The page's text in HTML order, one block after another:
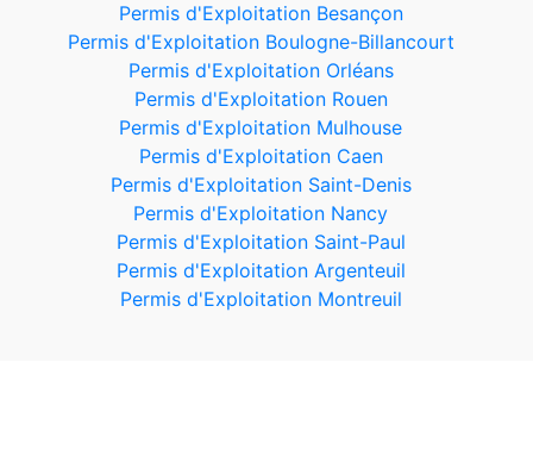
Permis d'Exploitation Besançon
Permis d'Exploitation Boulogne-Billancourt
Permis d'Exploitation Orléans
Permis d'Exploitation Rouen
Permis d'Exploitation Mulhouse
Permis d'Exploitation Caen
Permis d'Exploitation Saint-Denis
Permis d'Exploitation Nancy
Permis d'Exploitation Saint-Paul
Permis d'Exploitation Argenteuil
Permis d'Exploitation Montreuil